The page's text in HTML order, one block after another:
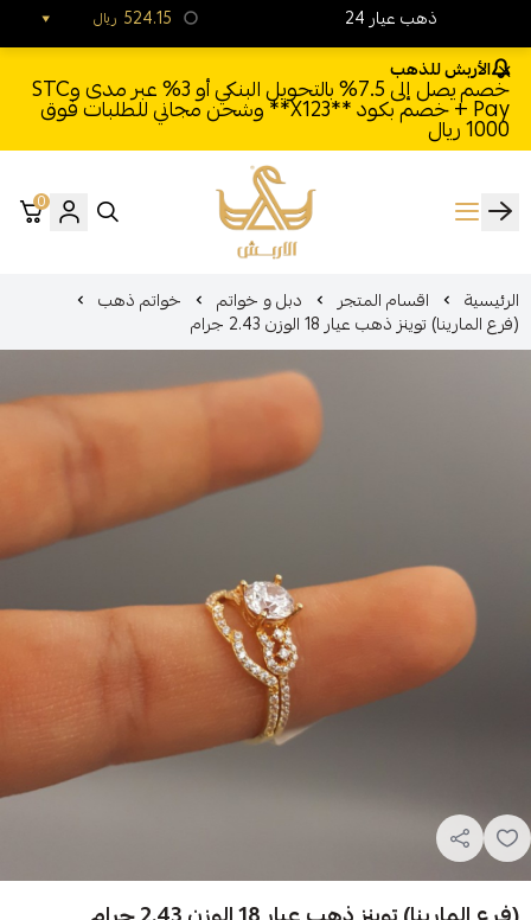
الأربش للذهب
خصم يصل إلى 7.5% بالتحويل البنكي أو 3% عبر مدى وSTC
Pay + خصم بكود **X123** وشحن مجاني للطلبات فوق
1000 ريال
الأربش للذهب
0
الرئيسية اقسام المتجر دبل و خواتم خواتم ذهب
(فرع المارينا) توينز ذهب عيار 18 الوزن 2.43 جرام
24 ذهب عيار ريال 524.15